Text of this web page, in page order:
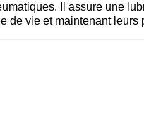
Il assure une
de vie et maintenant leurs